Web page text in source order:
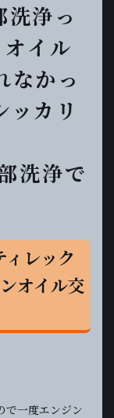
洗浄っ
イル
なかっ
カリ
洗浄で
レック
オイル交
で一度エンジン